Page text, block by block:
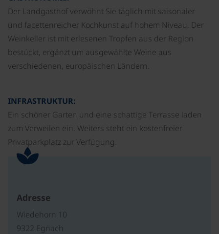
Der Landgasthof verwöhnt Sie täglich mit saisonaler
und facettenreicher Kochkunst auf hohem Niveau. Der
Weinkeller ist mit erlesenen Tropfen aus der Region
bestückt, ergänzt um ausgewählte Weine aus
verschiedenen, europäischen Ländern.
INFRASTRUKTUR:
Ein schöner Garten und eine schattige Terrasse laden
zum Verweilen ein. Weiters steht ein kostenfreier
Privatparkplatz zur Verfügung.
Adresse
Wiedehorn 10
9322 Egnach